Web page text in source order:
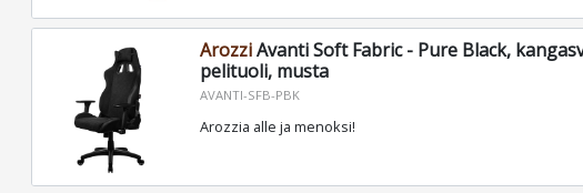
ArozziAvanti Soft Fabric - Pure Black,
pelituoli, musta
AVANTI-SFB-PBK
Arozzia alle ja menoksi!